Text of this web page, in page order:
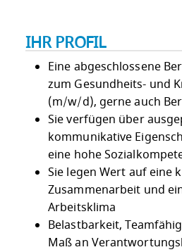
IHR PROFIL
Eine abgeschlossene
zum Gesundheits- und
(m/w/d), gerne auch
Sie verfügen über
kommunikative
eine hohe
Sie legen Wert auf eine
Zusammenarbeit und
Arbeitsklima
Belastbarkeit,
Maß an